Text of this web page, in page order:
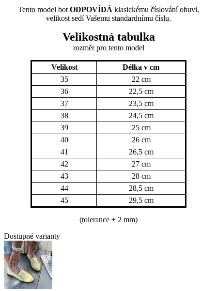
Tento model bot ODPOVÍDÁ klasickému číslování obuvi,
velikost sedí Vašemu standardnímu číslu.
Velikostná tabulka
rozměrpro tento model
Velikost
Délka v cm
35
22 cm
36
22,5 cm
37
23,5 cm
38
24,5 cm
39
25 cm
40
26 cm
41
26,5 cm
42
27 cm
43
28 cm
44
28,5 cm
45
29,5 cm
(tolerance ± 2 mm)
Dostupné varianty